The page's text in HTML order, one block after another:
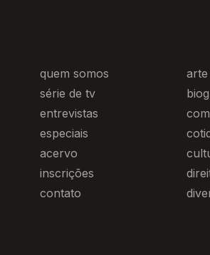
quem somos
série de tv
entrevistas
especiais
acervo
inscrições
contato
arte